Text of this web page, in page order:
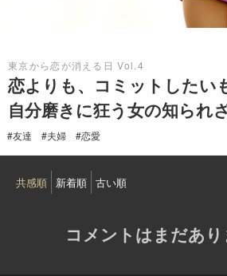
東京から恋が消える日 Vol.4
恋よりも、コミットしたい
自分磨きに狂う女の知られ
#友達 #夫婦 #恋愛
共感順 新着順 古い順
コメントはまだあり